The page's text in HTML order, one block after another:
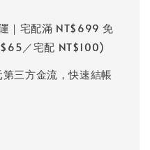
｜宅配滿 NT$699 免
／宅配 NT$100)
三方金流，快速結帳